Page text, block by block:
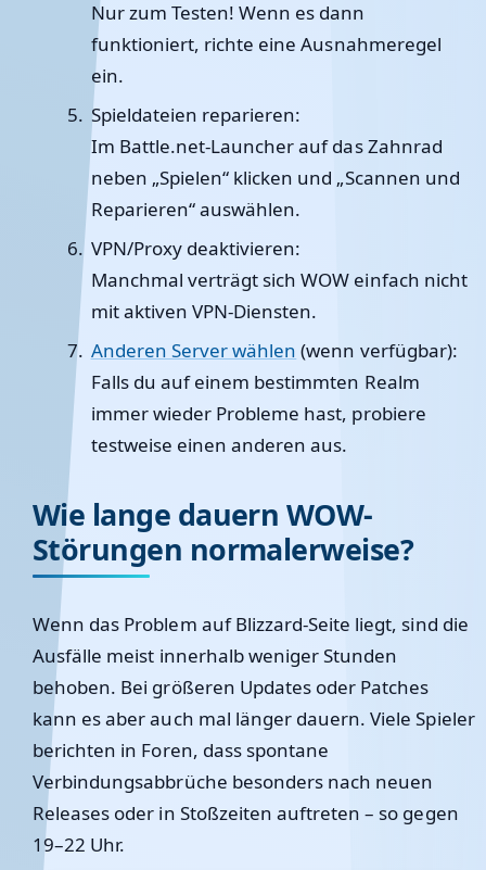
Nur zum Testen! Wenn es dann
funktioniert, richte eine Ausnahmeregel
ein.
Spieldateien reparieren:
Im Battle.net-Launcher auf das Zahnrad
neben „Spielen“ klicken und „Scannen und
Reparieren“ auswählen.
VPN/Proxy deaktivieren:
Manchmal verträgt sich WOW einfach nicht
mit aktiven VPN-Diensten.
Anderen Server wählen (wenn verfügbar):
Falls du auf einem bestimmten Realm
immer wieder Probleme hast, probiere
testweise einen anderen aus.
Wie lange dauern WOW-
Störungen normalerweise?
Wenn das Problem auf Blizzard-Seite liegt, sind die
Ausfälle meist innerhalb weniger Stunden
behoben. Bei größeren Updates oder Patches
kann es aber auch mal länger dauern. Viele Spieler
berichten in Foren, dass spontane
Verbindungsabbrüche besonders nach neuen
Releases oder in Stoßzeiten auftreten – so gegen
19–22 Uhr.